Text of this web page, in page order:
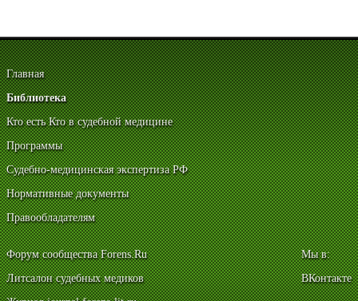
Главная
Библиотека
Кто есть Кто в судебной медицине
Программы
Судебно-медицинская экспертиза РФ
Нормативные документы
Правообладателям
Форум сообщества Forens.Ru
Литсалон судебных медиков
Мы в:
ВКонтакте